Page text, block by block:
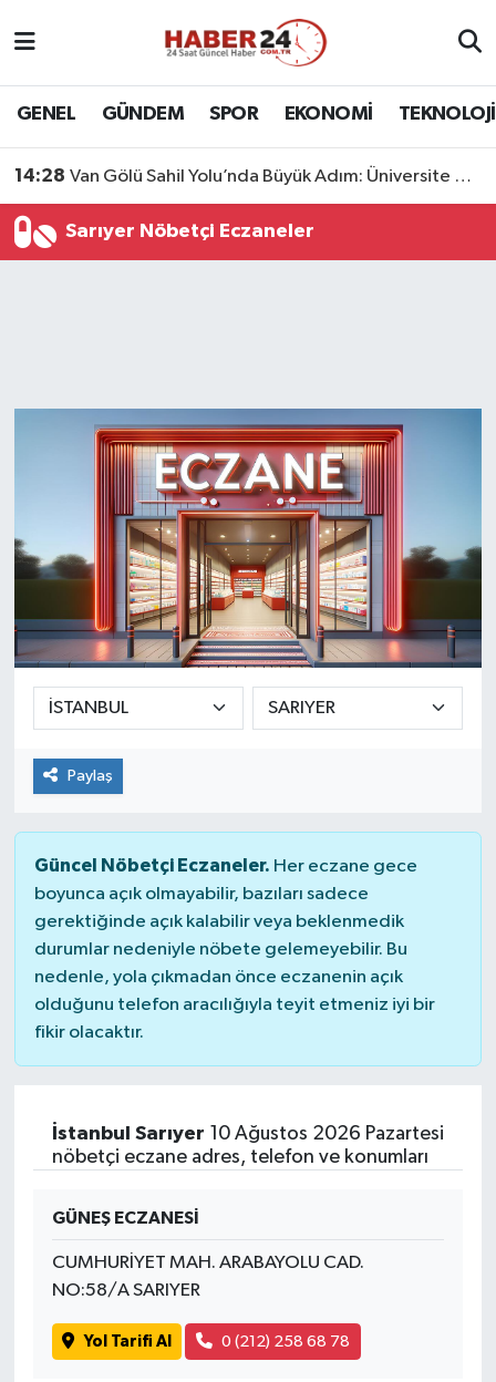
GENEL GÜNDEM SPOR EKONOMİ TEKNOLOJİ
14:28 Van Gölü Sahil Yolu’nda Büyük Adım: Üniversite Bağlantı Etabı Tamamlandı
Sarıyer Nöbetçi Eczaneler
Paylaş
Güncel Nöbetçi Eczaneler. Her eczane gece
boyunca açık olmayabilir, bazıları sadece
gerektiğinde açık kalabilir veya beklenmedik
durumlar nedeniyle nöbete gelemeyebilir. Bu
nedenle, yola çıkmadan önce eczanenin açık
olduğunu telefon aracılığıyla teyit etmeniz iyi bir
fikir olacaktır.
İstanbul Sarıyer 10 Ağustos 2026 Pazartesi
nöbetçi eczane adres, telefon ve konumları
GÜNEŞ ECZANESİ
CUMHURİYET MAH. ARABAYOLU CAD.
NO:58/A SARIYER
Yol Tarifi Al 0 (212) 258 68 78
Nöbetçi Eczaneler
Son Dakika Haberleri
Haber Arşivi